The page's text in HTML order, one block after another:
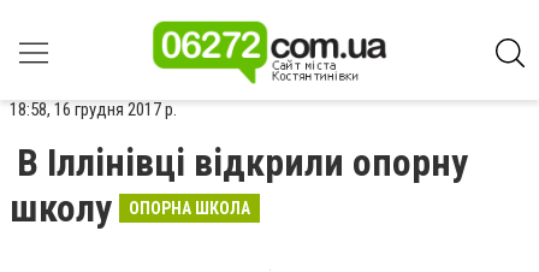
18:58, 16 грудня 2017 р.
В Іллінівці відкрили опорну
школу
ОПОРНА ШКОЛА